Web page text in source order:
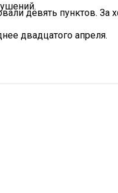
девять пунктов. За
двадцатого апреля.